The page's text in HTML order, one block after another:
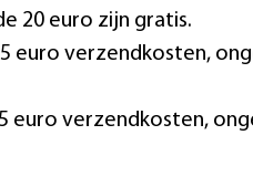
20 euro zijn gratis.
euro verzendkosten,
euro verzendkosten,